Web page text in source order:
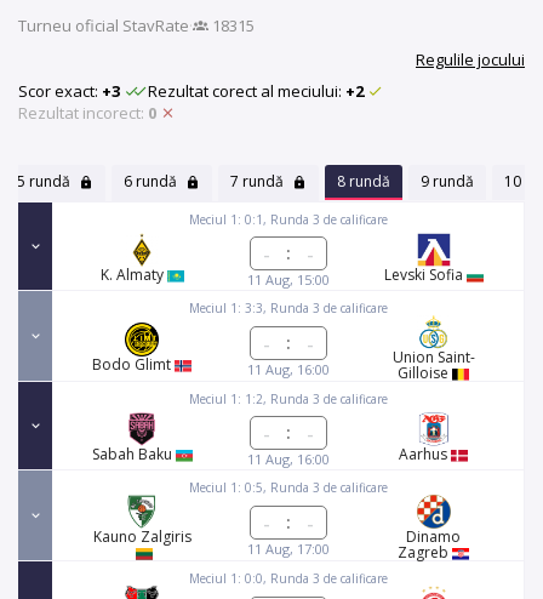
Turneu oficial StavRate·
18315
Regulile jocului
Scor exact: +3 Rezultat corect al meciului: +2
Rezultat incorect: 0
5 rundă 6 rundă 7 rundă 8 rundă 9 rundă 10
Meciul 1: 0:1, Runda 3 de calificare
K. Almaty
:
11 Aug, 15:00 Levski Sofia
Meciul 1: 3:3, Runda 3 de calificare
Bodo Glimt
:
11 Aug, 16:00
Union Saint-
Gilloise
Meciul 1: 1:2, Runda 3 de calificare
Sabah Baku
:
11 Aug, 16:00 Aarhus
Meciul 1: 0:5, Runda 3 de calificare
Kauno Zalgiris
:
11 Aug, 17:00
Dinamo
Zagreb
Meciul 1: 0:0, Runda 3 de calificare